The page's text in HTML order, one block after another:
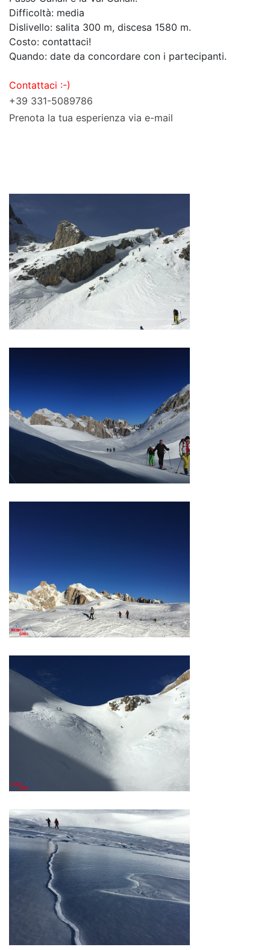
Difficoltà: media
Dislivello: salita 300 m, discesa 1580 m.
Costo: contattaci!
Quando: date da concordare con i partecipanti.
Contattaci :-)
+39 331-5089786
Prenota la tua esperienza via e-mail